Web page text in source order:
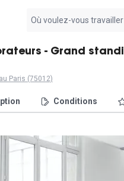
résultat
- Grand
Paris (75012)
Conditions